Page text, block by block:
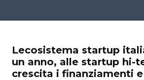
Lecosistema startup
un anno, alle startup hi-
crescita i finanziamenti